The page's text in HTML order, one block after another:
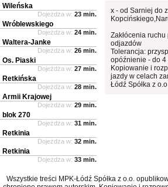
x - od Sarniej do
Zakłócenia
odjazdów
Tolerancja:
opóźnienie - do 4
Kopiowanie i
jazdy w celach
Łódź Spółka z
Wileńska
Dojeżdża w: 23 min.
Wróblewskiego
Dojeżdża w: 24 min.
Waltera-Janke
Dojeżdża w: 26 min.
Os. Piaski
Dojeżdża w: 27 min.
Retkińska
Dojeżdża w: 28 min.
Armii Krajowej
Dojeżdża w: 29 min.
blok 270
Dojeżdża w: 31 min.
Retkinia
Dojeżdża w: 32 min.
Retkinia
Dojeżdża w: 33 min.
Wszystkie treści MPK-Łódź Spółka z o.o.